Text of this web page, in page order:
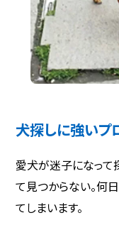
犬探しに強いプ
愛犬が迷子になって
て見つからない。何
てしまいます。